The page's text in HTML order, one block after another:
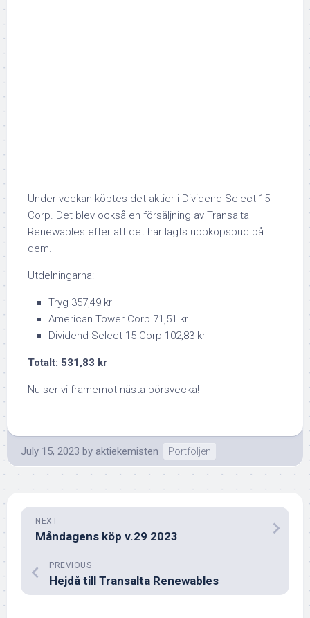
Under veckan köptes det aktier i Dividend Select 15
Corp. Det blev också en försäljning av Transalta
Renewables efter att det har lagts uppköpsbud på
dem.
Utdelningarna:
Tryg 357,49 kr
American Tower Corp 71,51 kr
Dividend Select 15 Corp 102,83 kr
Totalt: 531,83 kr
Nu ser vi framemot nästa börsvecka!
July 15, 2023 by aktiekemisten Portföljen
NEXT
Måndagens köp v.29 2023
PREVIOUS
Hejdå till Transalta Renewables